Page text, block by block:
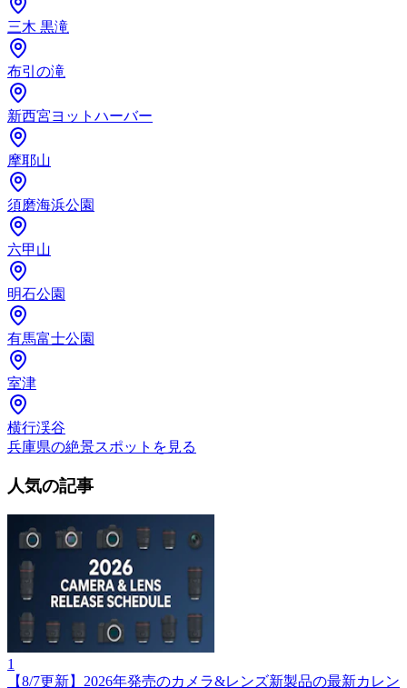
三木 黒滝
布引の滝
新西宮ヨットハーバー
摩耶山
須磨海浜公園
六甲山
明石公園
有馬富士公園
室津
横行渓谷
兵庫県の絶景スポットを見る
人気の記事
1
【8/7更新】2026年発売のカメラ&レンズ新製品の最新カレン